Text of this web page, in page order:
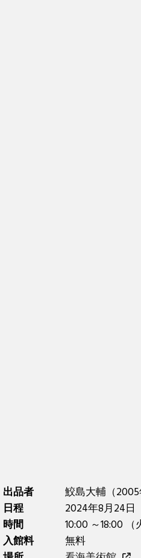
出品者
鮫島大輔（2005
日程
2024年8月24日
時間
10:00 ～18:00 （
入館料
無料